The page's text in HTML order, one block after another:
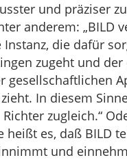
und präziser
anderem: „BILD
Instanz, die dafür
zugeht und der
gesellschaftlichen
In diesem
zugleich.“
heißt es, daß BILD
und